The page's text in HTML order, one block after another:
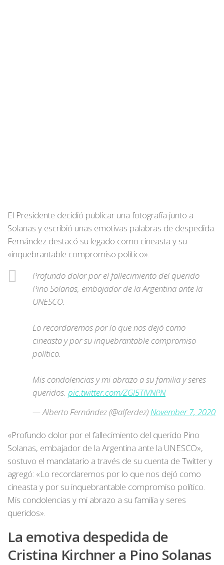
El Presidente decidió publicar una fotografía junto a
Solanas y escribió unas emotivas palabras de despedida.
Fernández destacó su legado como cineasta y su
«inquebrantable compromiso político».
Profundo dolor por el fallecimiento del querido
Pino Solanas, embajador de la Argentina ante la
UNESCO.
Lo recordaremos por lo que nos dejó como
cineasta y por su inquebrantable compromiso
político.
Mis condolencias y mi abrazo a su familia y seres
queridos. pic.twitter.com/ZGl5TIVNPN
— Alberto Fernández (@alferdez)November 7, 2020
«Profundo dolor por el fallecimiento del querido Pino
Solanas, embajador de la Argentina ante la UNESCO»,
sostuvo el mandatario a través de su cuenta de Twitter y
agregó: «Lo recordaremos por lo que nos dejó como
cineasta y por su inquebrantable compromiso político.
Mis condolencias y mi abrazo a su familia y seres
queridos».
La emotiva despedida de
Cristina Kirchner a Pino Solanas